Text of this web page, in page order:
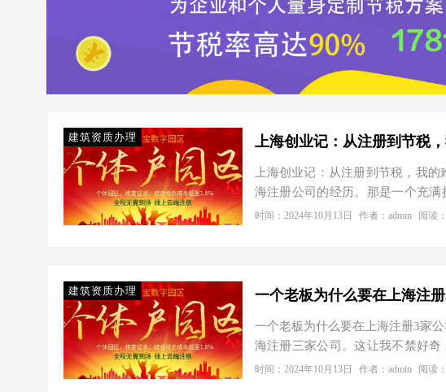
建筑资质办理
上海创业记：从注册到节税，我
海注册公司的经历。那是一个充
性的旅程。 初识工商，波折中的
的力量。 数字说话，节税的智慧
时间：2024年10月13日 作者：admin 阅读
建筑资质办理
一个老板为什么要在上海注册3家
海注册三家公司。这让我不禁好
经过一番探讨，我终于明白了他的
时间：2024年10月13日 作者：admin 阅读